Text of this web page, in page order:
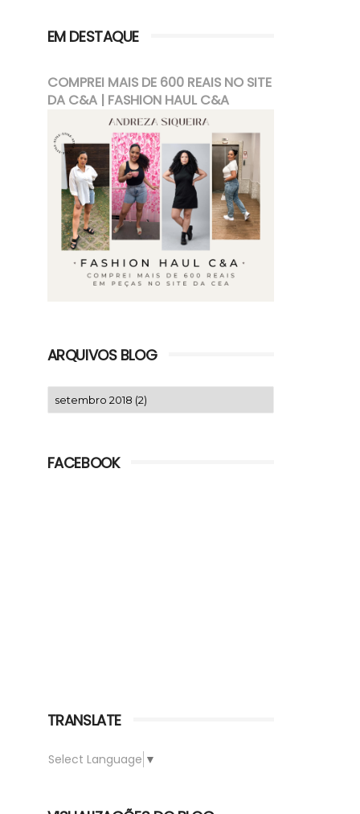
EM DESTAQUE
COMPREI MAIS DE 600 REAIS NO SITE
DA C&A | FASHION HAUL C&A
ARQUIVOS BLOG
FACEBOOK
TRANSLATE
Select Language ▼